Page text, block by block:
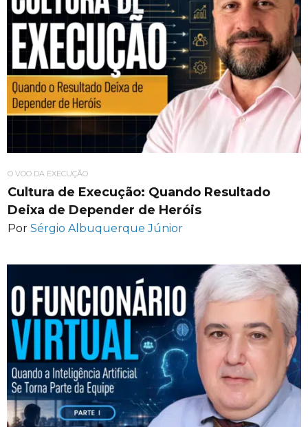
O VOO DA EXECUÇÃO
Cultura de Execução: Quando Resultado
Deixa de Depender de Heróis
Por Sérgio Albuquerque Júnior